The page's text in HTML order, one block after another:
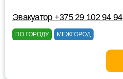
Эвакуатор +375 29 102 94 94
ПО ГОРОДУ МЕЖГОРОД